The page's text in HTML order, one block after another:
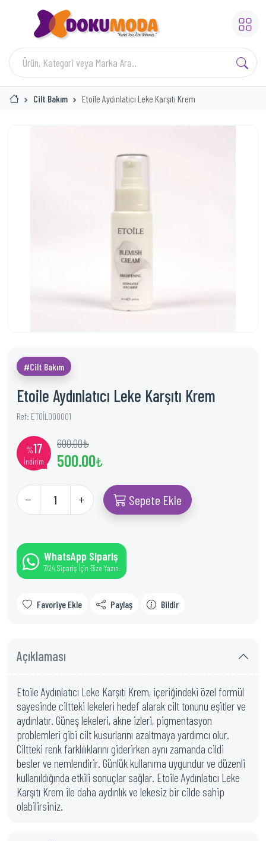
Cilt Bakım Etoile Aydınlatıcı Leke Karşıtı Krem
#Cilt Bakım
Etoile Aydınlatıcı Leke Karşıtı Krem
Ref: ETOİL000001
%17
İndirim
600.00₺
500.00₺
Sepete Ekle
WhatsApp Sipariş
7/24 Sipariş İçin Bize Yazın.
Favoriye Ekle Paylaş Bildir
Açıklaması
Etoile Aydınlatıcı Leke Karşıtı Krem, içeriğindeki özel formül
sayesinde ciltteki lekeleri hedef alarak cilt tonunu eşitler ve
aydınlatır. Güneş lekeleri, akne izleri, pigmentasyon
problemleri gibi cilt kusurlarını azaltmaya yardımcı olur.
Ciltteki renk farklılıklarını giderirken aynı zamanda cildi
besler ve nemlendirir. Günlük kullanıma uygundur ve düzenli
kullanıldığında etkili sonuçlar sağlar. Etoile Aydınlatıcı Leke
Karşıtı Krem ile daha aydınlık ve lekesiz bir cilde sahip
olabilirsiniz.